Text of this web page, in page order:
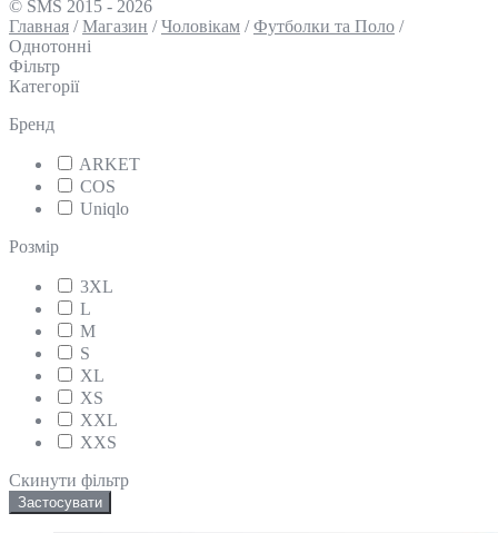
© SMS 2015 - 2026
Главная /Магазин /Чоловікам /Футболки та Поло /
Однотонні
Фільтр
Категорії
Бренд
ARKET
COS
Uniqlo
Розмір
3XL
L
M
S
XL
XS
XXL
XXS
Скинути фільтр
Застосувати